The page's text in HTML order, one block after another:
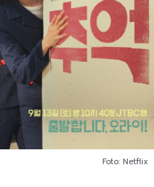
Foto: Netflix